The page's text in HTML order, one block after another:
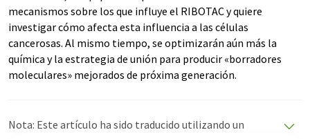
mecanismos sobre los que influye el RIBOTAC y quiere
investigar cómo afecta esta influencia a las células
cancerosas. Al mismo tiempo, se optimizarán aún más la
química y la estrategia de unión para producir «borradores
moleculares» mejorados de próxima generación.
Nota: Este artículo ha sido traducido utilizando un